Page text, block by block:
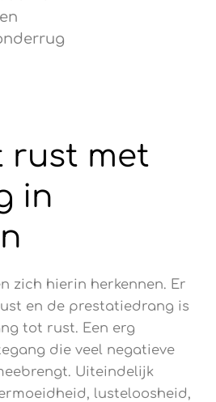
rust met
in
zich hierin herkennen. Er
en de prestatiedrang is
tot rust. Een erg
die veel negatieve
Uiteindelijk
lusteloosheid,